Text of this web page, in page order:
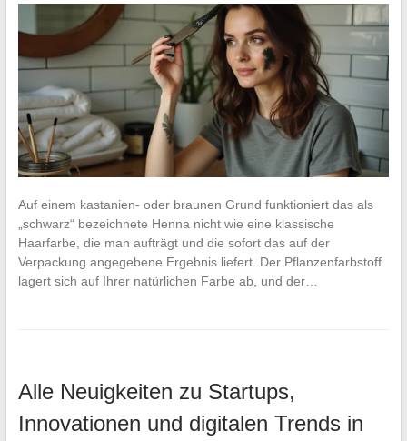
Auf einem kastanien- oder braunen Grund funktioniert das als
„schwarz“ bezeichnete Henna nicht wie eine klassische
Haarfarbe, die man aufträgt und die sofort das auf der
Verpackung angegebene Ergebnis liefert. Der Pflanzenfarbstoff
lagert sich auf Ihrer natürlichen Farbe ab, und der…
Alle Neuigkeiten zu Startups,
Innovationen und digitalen Trends in